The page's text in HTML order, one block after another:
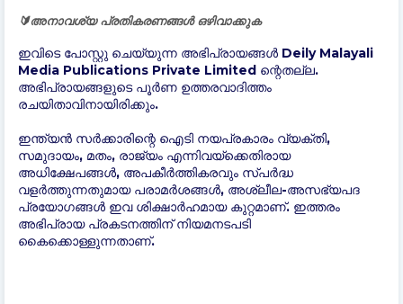
🔰അനാവശ്യ പ്രതികരണങ്ങൾ ഒഴിവാക്കുക
ഇവിടെ പോസ്റ്റു ചെയ്യുന്ന അഭിപ്രായങ്ങൾ Deily Malayali
Media Publications Private Limited ന്റെതല്ല.
അഭിപ്രായങ്ങളുടെ പൂർണ ഉത്തരവാദിത്തം
രചയിതാവിനായിരിക്കും.
ഇന്ത്യന്‍ സർക്കാരിന്റെ ഐടി നയപ്രകാരം വ്യക്തി,
സമുദായം, മതം, രാജ്യം എന്നിവയ്ക്കെതിരായ
അധിക്ഷേപങ്ങൾ, അപകീർത്തികരവും സ്പർദ്ധ
വളർത്തുന്നതുമായ പരാമർശങ്ങൾ, അശ്ലീല-അസഭ്യപദ
പ്രയോഗങ്ങൾ ഇവ ശിക്ഷാർഹമായ കുറ്റമാണ്. ഇത്തരം
അഭിപ്രായ പ്രകടനത്തിന് നിയമനടപടി
കൈക്കൊള്ളുന്നതാണ്.